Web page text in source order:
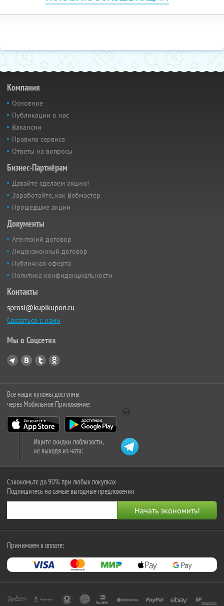
Компания
Основное
Публикации о нас
Вакансии
Правила сервиса
Ответы на вопросы
Бизнес-Партнёрам
Давайте сделаем акцию!
Заработайте, как Вебмастер
Прошедшие акции
Документы
Агентский договор
Лицензионный договор
Публичная оферта
Политика конфиденциальности
Контакты
sprosi@kupikupon.ru
Связаться с нами
Мы в Соцсетях
Все наши купоны доступны
через Мобильное Приложение:
Ищите скидки поблизости,
не выходя из чата:
Сэкономьте до 90% при любых покупках
Подпишитесь на самые выгодные предложения
Принимаем к оплате: